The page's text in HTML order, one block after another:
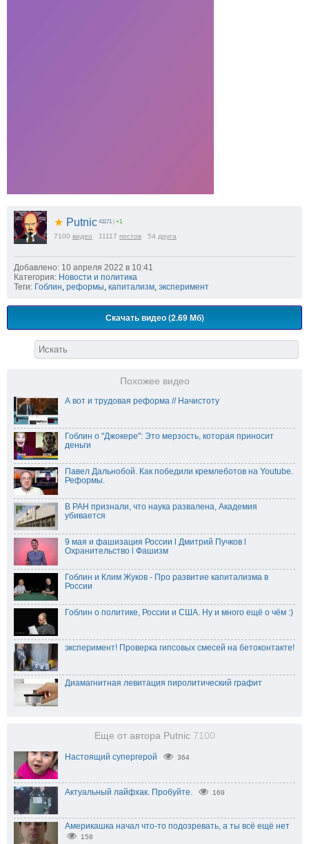
★ Putnic 41171 +1
7100 видео 11117 постов 54 друга
Добавлено: 10 апреля 2022 в 10:41
Категория: Новости и политика
Теги: Гоблин, реформы, капитализм, эксперимент
Скачать видео (2.69 Мб)
Похожее видео
А вот и трудовая реформа // Начистоту
Гоблин о "Джокере": Это мерзость, которая приносит
деньги
Павел Дальнобой. Как победили кремлеботов на Youtube.
Реформы.
В РАН признали, что наука развалена, Академия
убивается
9 мая и фашизация России l Дмитрий Пучков l
Охранительство l Фашизм
Гоблин и Клим Жуков - Про развитие капитализма в
России
Гоблин о политике, России и США. Ну и много ещё о чём :)
эксперимент! Проверка гипсовых смесей на бетоконтакте!
Диамагнитная левитация пиролитический графит
Еще от автора Putnic 7100
Настоящий супергерой 364
Актуальный лайфхак. Пробуйте. 169
Америкашка начал что-то подозревать, а ты всё ещё нет
158